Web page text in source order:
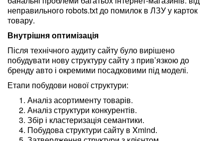
неправильного robots.txt до помилок в ЛЗУ у карток
товару.
Внутрішня оптимізація
Після технічного аудиту сайту було вирішено
побудувати нову структуру сайту з прив’язкою до
бренду авто і окремими посадковими під моделі.
Етапи побудови нової структури:
Аналіз асортименту товарів.
Аналіз структури конкурентів.
Збір і кластеризація семантики.
Побудова структури сайту в Xmind.